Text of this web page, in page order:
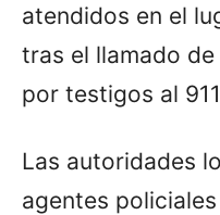
atendidos en el
tras el llamado
por testigos al
Las autoridades
agentes